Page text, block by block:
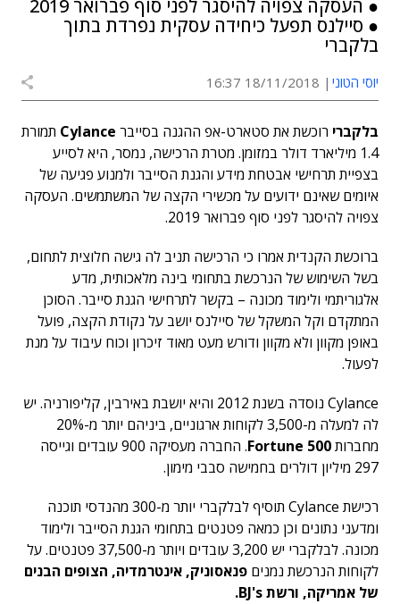
● העסקה צפויה להיסגר לפני סוף פברואר 2019
● סיילנס תפעל כיחידה עסקית נפרדת בתוך
בלקברי
יוסי הטוני 18/11/2018 16:37
בלקברי רוכשת את סטארט-אפ ההגנה בסייבר Cylance תמורת
1.4 מיליארד דולר במזומן. מטרת הרכישה, נמסר, היא לסייע
בצפיית תרחישי אבטחת מידע והגנת הסייבר ולמנוע פגיעה של
איומים שאינם ידועים על מכשירי הקצה של המשתמשים. העסקה
צפויה להיסגר לפני סוף פברואר 2019.
ברוכשת הקנדית אמרו כי הרכישה תניב לה גישה חלוצית לתחום,
בשל השימוש של הנרכשת בתחומי בינה מלאכותית, מדע
אלגוריתמי ולימוד מכונה – בקשר לתרחישי הגנת סייבר. הסוכן
המתקדם וקל המשקל של סיילנס יושב על נקודת הקצה, פועל
באופן מקוון ולא מקוון ודורש מעט מאוד זיכרון וכוח עיבוד על מנת
לפעול.
Cylance נוסדה בשנת 2012 והיא יושבת באירבין, קליפורניה. יש
לה למעלה מ-3,500 לקוחות ארגוניים, ביניהם יותר מ-20%
מחברות
. החברה מעסיקה 900 עובדים וגייסה
297 מיליון דולרים בחמישה סבבי מימון.
רכישת Cylance תוסיף לבלקברי יותר מ-300 מהנדסי תוכנה
ומדעני נתונים וכן כמאה פטנטים בתחומי הגנת הסייבר ולימוד
מכונה. לבלקברי יש 3,200 עובדים ויותר מ-37,500 פטנטים. על
לקוחות הנרכשת נמנים פנאסוניק, אינטרמדיה, הצופים הבנים
של אמריקה, ורשת BJ's.